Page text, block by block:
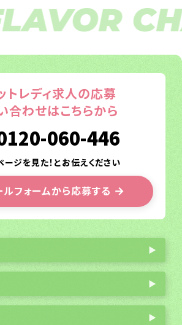
トレディ求人の応募
合わせはこちらから
060-446
ージを見た！とお伝えください
ルフォームから応募する →
▶
▶
▶